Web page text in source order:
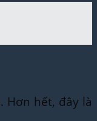
Hơn hết, đây là